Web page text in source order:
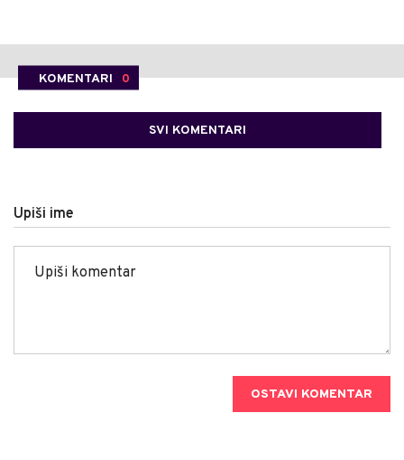
KOMENTARI 0
SVI KOMENTARI
Upiši ime
OSTAVI KOMENTAR